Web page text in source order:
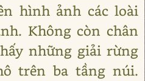
hình ảnh các loài
Không còn chân
những giải rừng
trên ba tầng núi.